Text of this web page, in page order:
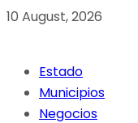
10 August, 2026
Estado
Municipios
Negocios